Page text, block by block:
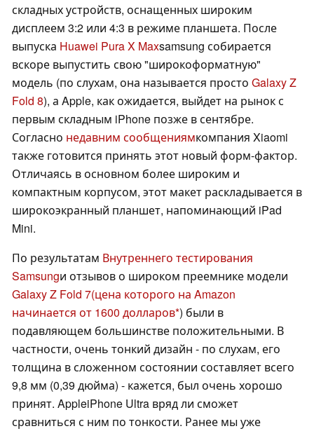
складных устройств, оснащенных широким
дисплеем 3:2 или 4:3 в режиме планшета. После
выпуска Huawei Pura X Maxsamsung собирается
вскоре выпустить свою "широкоформатную"
модель (по слухам, она называется просто Galaxy Z
Fold 8), а Apple, как ожидается, выйдет на рынок с
первым складным iPhone позже в сентябре.
Согласно недавним сообщениямкомпания Xiaomi
также готовится принять этот новый форм-фактор.
Отличаясь в основном более широким и
компактным корпусом, этот макет раскладывается в
широкоэкранный планшет, напоминающий iPad
Mini.
По результатам Внутреннего тестирования
Samsungи отзывов о широком преемнике модели
Galaxy Z Fold 7(цена которого на Amazon
начинается от 1600 долларов ) были в
подавляющем большинстве положительными. В
частности, очень тонкий дизайн - по слухам, его
толщина в сложенном состоянии составляет всего
9,8 мм (0,39 дюйма) - кажется, был очень хорошо
принят. AppleiPhone Ultra вряд ли сможет
сравниться с ним по тонкости. Ранее мы уже